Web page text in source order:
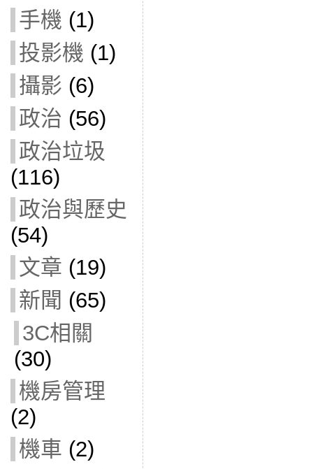
手機 (1)
投影機 (1)
攝影 (6)
政治 (56)
政治垃圾
(116)
政治與歷史
(54)
文章 (19)
新聞 (65)
3C相關
(30)
機房管理
(2)
機車 (2)